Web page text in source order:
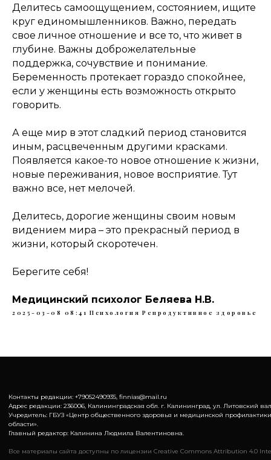
Делитесь самоощущением, состоянием, ищите
круг единомышленников. Важно, передать
свое личное отношение и все то, что живет в
глубине. Важны доброжелательные
поддержка, сочувствие и понимание.
Беременность протекает гораздо спокойнее,
если у женщины есть возможность открыто
говорить.
А еще мир в этот сладкий период становится
иным, расцвеченным другими красками.
Появляется какое-то новое отношение к жизни,
новые переживания, новое восприятие. Тут
важно все, нет мелочей.
Делитесь, дорогие женщины своим новым
видением мира – это прекрасный период в
жизни, который скоротечен.
Берегите себя!
Медицинский психолог Беляева Н.В.
2025-03-08 08:41 Психология Репродуктивное здоровье
Контакты редакции: +79052490935, finnias@mail.ru
Адрес редакции: 236006, Калининградская обл. г. Калининград, ул. Литовский
Учредитель: ГБУЗ «Центр общественного здоровья и медицинской
области».
Главный редактор: Калинина Людмила Валентиновна.
Все материалы сайта доступны по лицензии Creative Commons Attribution 4.0